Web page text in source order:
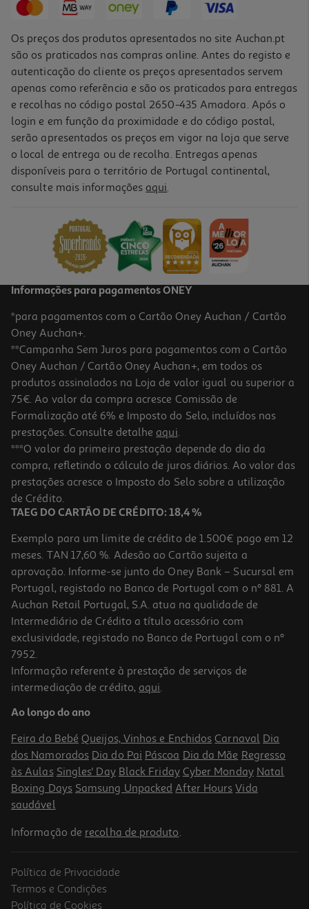
Centro Dentário Oral-B Oxyjet Com Escova De Dentes Elétrica Pro
99,99 €
5.0
Irrigador Oral B Oxyjet 1un
92.99 €/un
92,99 €
-15%
Conjunto 4 Pontas Jato Água Qilive Q.7692
3.29 €/un
3,29 €
Promoção
Os preços dos produtos apresentados no site Auchan.pt
são os praticados nas compras online. Antes do registo e
autenticação do cliente os preços apresentados servem
apenas como referência e são os praticados para entregas
e recolhas no código postal 2650-435 Amadora. Após o
login e em função da proximidade e do código postal,
serão apresentados os preços em vigor na loja que serve
o local de entrega ou de recolha. Entregas apenas
disponíveis para o território de Portugal continental,
consulte mais informações aqui.
Informações para pagamentos ONEY
*para pagamentos com o Cartão Oney Auchan / Cartão
Oney Auchan+.
**Campanha Sem Juros para pagamentos com o Cartão
Oney Auchan / Cartão Oney Auchan+, em todos os
produtos assinalados na Loja de valor igual ou superior a
75€. Ao valor da compra acresce Comissão de
Formalização até 6% e Imposto do Selo, incluídos nas
prestações. Consulte detalhe aqui.
***O valor da primeira prestação depende do dia da
compra, refletindo o cálculo de juros diários. Ao valor das
prestações acresce o Imposto do Selo sobre a utilização
de Crédito.
TAEG DO CARTÃO DE CRÉDITO: 18,4 %
Exemplo para um limite de crédito de 1.500€ pago em 12
meses. TAN 17,60 %. Adesão ao Cartão sujeita a
aprovação. Informe-se junto do Oney Bank – Sucursal em
Portugal, registado no Banco de Portugal com o nº 881. A
Auchan Retail Portugal, S.A. atua na qualidade de
Intermediário de Crédito a título acessório com
exclusividade, registado no Banco de Portugal com o nº
7952.
Informação referente à prestação de serviços de
intermediação de crédito, aqui.
Ao longo do ano
Feira do Bebé Queijos, Vinhos e Enchidos Carnaval Dia
dos Namorados Dia do Pai Páscoa Dia da Mãe Regresso
às Aulas Singles' Day Black Friday Cyber Monday Natal
Boxing Days Samsung Unpacked After Hours Vida
saudável
Informação de recolha de produto.
Política de Privacidade
Termos e Condições
Política de Cookies